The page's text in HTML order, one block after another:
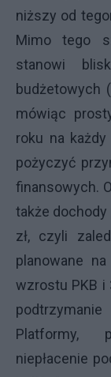
niższy od
Mimo tego
stanowi
budżetowych
mówiąc
roku na
pożyczyć
finansowych.
także dochody
zł, czyli
planowane
wzrostu PKB i
Platformy,
niepłacenie